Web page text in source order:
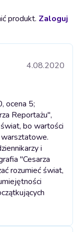
produkt. Zaloguj
4.08.2020
ocena 5;
Reportażu",
bo wartości
i
"Cesarza
rozumieć świat,